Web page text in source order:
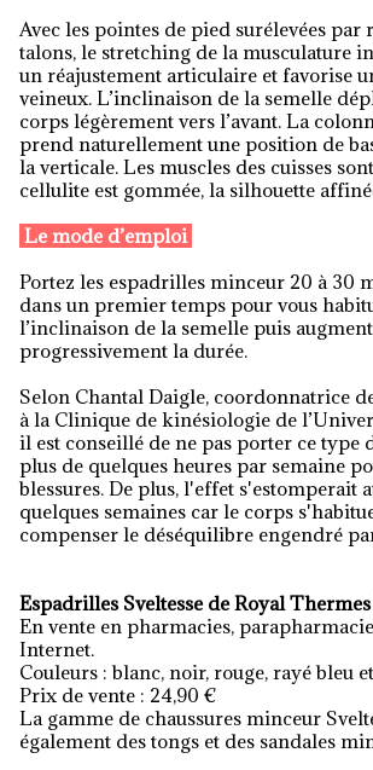
Avec les pointes de pied surélevées par
talons, le stretching de la musculature
un réajustement articulaire et favorise
veineux. L’inclinaison de la semelle
corps légèrement vers l’avant. La
prend naturellement une position de
la verticale. Les muscles des cuisses
cellulite est gommée, la silhouette
Le mode d’emploi
Portez les espadrilles minceur 20 à 30
dans un premier temps pour vous
l’inclinaison de la semelle puis
progressivement la durée.
Selon Chantal Daigle, coordonnatrice
à la Clinique de kinésiologie de
il est conseillé de ne pas porter ce type
plus de quelques heures par semaine
blessures. De plus, l'effet s'estomperait
quelques semaines car le corps
compenser le déséquilibre engendré
Espadrilles Sveltesse de Royal
En vente en pharmacies,
Internet.
Couleurs : blanc, noir, rouge, rayé bleu
Prix de vente : 24,90 €
La gamme de chaussures minceur
également des tongs et des sandales